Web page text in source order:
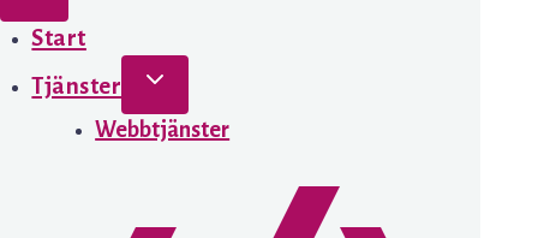
Start
Tjänster
Webbtjänster